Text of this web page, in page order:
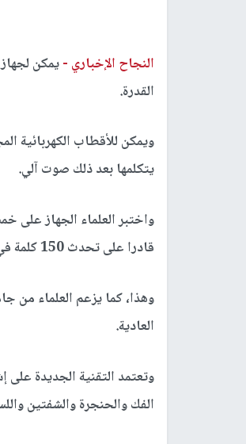
النجاح الإخباري -يمكن
القدرة.
ويمكن للأقطاب الكهربائية
يتكلمها بعد ذلك صوت آلي.
واختبر العلماء الجهاز على
قادرا على تحدث 150 كلمة في الدقيقة.
وهذا، كما يزعم العلماء من
العادية.
وتعتمد التقنية الجديدة
الفك والحنجرة والشفتين